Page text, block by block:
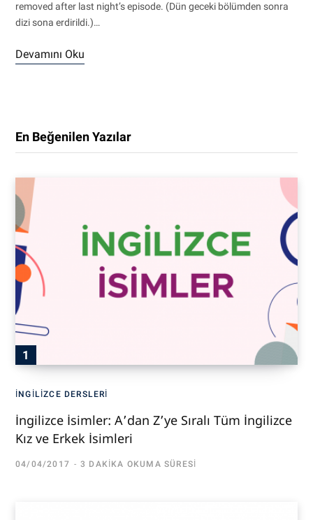
removed after last night’s episode. (Dün geceki bölümden sonra
dizi sona erdirildi.)…
Devamını Oku
En Beğenilen Yazılar
İNGILIZCE DERSLERI
İngilizce İsimler: A’dan Z’ye Sıralı Tüm İngilizce
Kız ve Erkek İsimleri
04/04/2017 3 DAKIKA OKUMA SÜRESI